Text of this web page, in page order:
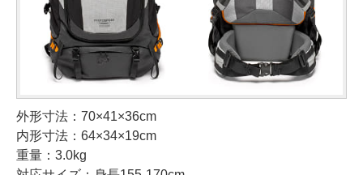
外形寸法：70×41×36cm
内形寸法：64×34×19cm
重量：3.0kg